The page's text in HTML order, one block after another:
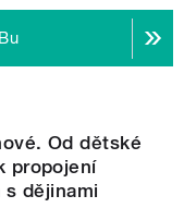
Od dětské
propojení
dějinami